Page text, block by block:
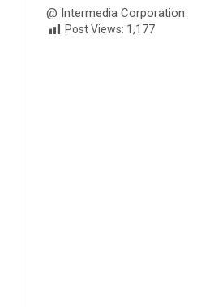
@ Intermedia Corporation
Post Views: 1,177